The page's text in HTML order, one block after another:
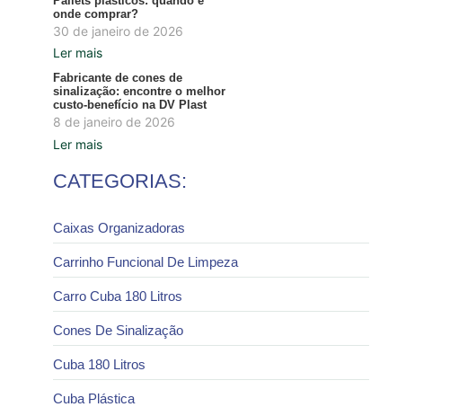
onde comprar?
30 de janeiro de 2026
Ler mais
Fabricante de cones de
sinalização: encontre o melhor
custo-benefício na DV Plast
8 de janeiro de 2026
Ler mais
CATEGORIAS:
Caixas Organizadoras
Carrinho Funcional De Limpeza
Carro Cuba 180 Litros
Cones De Sinalização
Cuba 180 Litros
Cuba Plástica